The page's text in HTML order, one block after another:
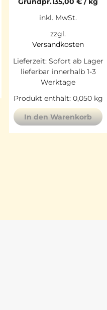
inkl. MwSt.
zzgl.
Versandkosten
Lieferzeit: Sofort ab Lager
lieferbar innerhalb 1-3
Werktage
Produkt enthält: 0,050 kg
In den Warenkorb